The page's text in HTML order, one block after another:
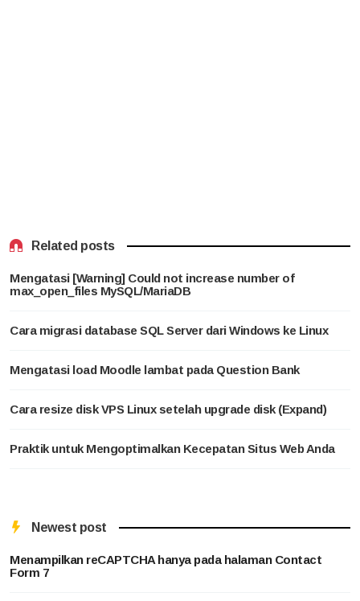
Related posts
Mengatasi [Warning] Could not increase number of
max_open_files MySQL/MariaDB
Cara migrasi database SQL Server dari Windows ke Linux
Mengatasi load Moodle lambat pada Question Bank
Cara resize disk VPS Linux setelah upgrade disk (Expand)
Praktik untuk Mengoptimalkan Kecepatan Situs Web Anda
Newest post
Menampilkan reCAPTCHA hanya pada halaman Contact
Form 7